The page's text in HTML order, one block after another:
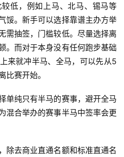
低，例如上马、北马、锡马等
馁。新手可以选择靠谱主办方举
需抽签，门槛较低。尽量选择离
。而对于本身没有任何跑步基础
来就冲半马、全马，可以先从5
比赛开始。
单纯只有半马的赛事，避开全马
混合举办的赛事半马中签率会更
除去商业直通名额和标准直通名